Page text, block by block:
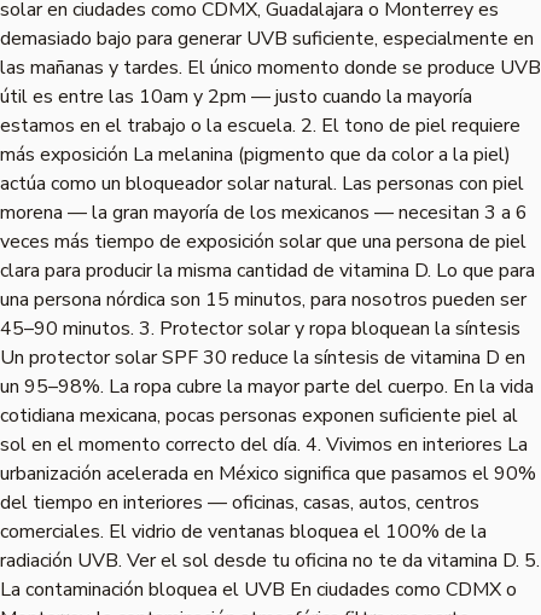
solar en ciudades como CDMX, Guadalajara o Monterrey es
demasiado bajo para generar UVB suficiente, especialmente en
las mañanas y tardes. El único momento donde se produce UVB
útil es entre las 10am y 2pm — justo cuando la mayoría
estamos en el trabajo o la escuela. 2. El tono de piel requiere
más exposición La melanina (pigmento que da color a la piel)
actúa como un bloqueador solar natural. Las personas con piel
morena — la gran mayoría de los mexicanos — necesitan 3 a 6
veces más tiempo de exposición solar que una persona de piel
clara para producir la misma cantidad de vitamina D. Lo que para
una persona nórdica son 15 minutos, para nosotros pueden ser
45–90 minutos. 3. Protector solar y ropa bloquean la síntesis
Un protector solar SPF 30 reduce la síntesis de vitamina D en
un 95–98%. La ropa cubre la mayor parte del cuerpo. En la vida
cotidiana mexicana, pocas personas exponen suficiente piel al
sol en el momento correcto del día. 4. Vivimos en interiores La
urbanización acelerada en México significa que pasamos el 90%
del tiempo en interiores — oficinas, casas, autos, centros
comerciales. El vidrio de ventanas bloquea el 100% de la
radiación UVB. Ver el sol desde tu oficina no te da vitamina D. 5.
La contaminación bloquea el UVB En ciudades como CDMX o